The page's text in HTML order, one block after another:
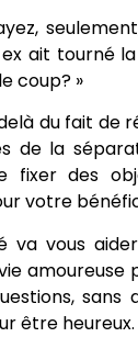
ait tourné
coup? »
du fait de
de la
des
votre
va vous
amoureuse
être heureux.